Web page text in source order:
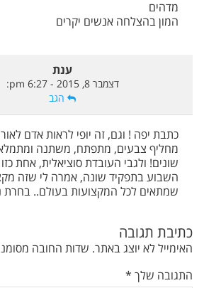
מדהים
המון בהצלחה אנשים יקרים
ענת
דצמבר 8, 2015 - 6:27 pm
:
הגב
כתבת יפה ! וגם, זה יופי לראות אדם
מחליף צבעים, מתפתח, משתנה
שונים! ולגבי העובדת סוציאלית, אחת
השבוע בתפקיד שונה, אמרה לי שזה
שמתאים לכל המקצועות בעולם.. בחרת
כתיבת תגובה
האימייל לא יוצג באתר. שדות החובה
התגובה שלך *